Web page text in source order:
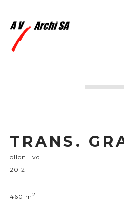
TRANS.
ollon | vd
2012
460 m2